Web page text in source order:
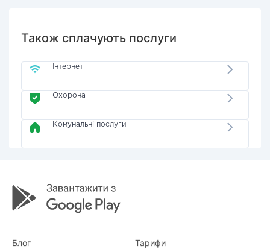
Також сплачують послуги
Інтернет
Охорона
Комунальні послуги
Блог Тарифи